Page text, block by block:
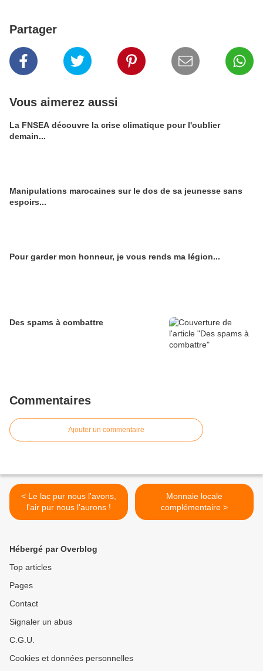
Partager
Vous aimerez aussi
La FNSEA découvre la crise climatique pour l'oublier
demain...
Manipulations marocaines sur le dos de sa jeunesse sans
espoirs...
Pour garder mon honneur, je vous rends ma légion...
Des spams à combattre
Commentaires
Ajouter un commentaire
< Le lac pur nous l'avons,
l'air pur nous l'aurons !
Monnaie locale
complémentaire >
Hébergé par Overblog
Top articles
Pages
Contact
Signaler un abus
C.G.U.
Cookies et données personnelles